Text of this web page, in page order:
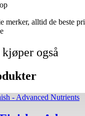
merker, alltid de beste
også